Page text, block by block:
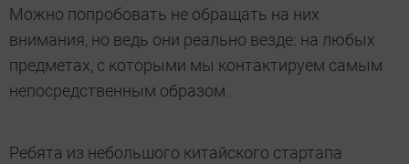
Можно попробовать не обращать на них
внимания, но ведь они реально везде: на любых
предметах, с которыми мы контактируем самым
непосредственным образом.
Ребята из небольшого китайского стартапа